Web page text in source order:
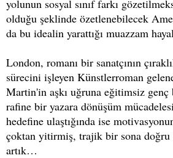
yolunun sosyal sınıf farkı
olduğu şeklinde özetlenebilecek
da bu idealin yarattığı muazzam
London, romanı bir sanatçının
sürecini işleyen Künstlerroman
Martin'in aşkı uğruna eğitimsiz genç
rafine bir yazara dönüşüm
hedefine ulaştığında ise
çoktan yitirmiş, trajik bir sona doğru
artık…